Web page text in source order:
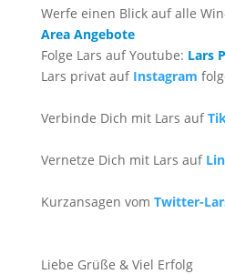
Werfe einen Blick auf alle
Area Angebote
Folge Lars auf Youtube: Lars
Lars privat auf Instagram
Verbinde Dich mit Lars auf
Vernetze Dich mit Lars auf
Kurzansagen vom Twitter-
Liebe Grüße & Viel Erfolg